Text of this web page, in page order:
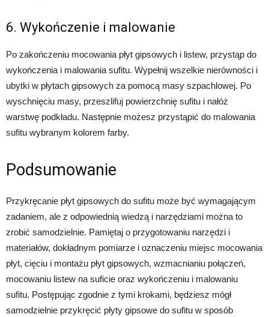
6. Wykończenie i malowanie
Po zakończeniu mocowania płyt gipsowych i listew, przystąp do
wykończenia i malowania sufitu. Wypełnij wszelkie nierówności i
ubytki w płytach gipsowych za pomocą masy szpachlowej. Po
wyschnięciu masy, przeszlifuj powierzchnię sufitu i nałóż
warstwę podkładu. Następnie możesz przystąpić do malowania
sufitu wybranym kolorem farby.
Podsumowanie
Przykręcanie płyt gipsowych do sufitu może być wymagającym
zadaniem, ale z odpowiednią wiedzą i narzędziami można to
zrobić samodzielnie. Pamiętaj o przygotowaniu narzędzi i
materiałów, dokładnym pomiarze i oznaczeniu miejsc mocowania
płyt, cięciu i montażu płyt gipsowych, wzmacnianiu połączeń,
mocowaniu listew na suficie oraz wykończeniu i malowaniu
sufitu. Postępując zgodnie z tymi krokami, będziesz mógł
samodzielnie przykręcić płyty gipsowe do sufitu w sposób